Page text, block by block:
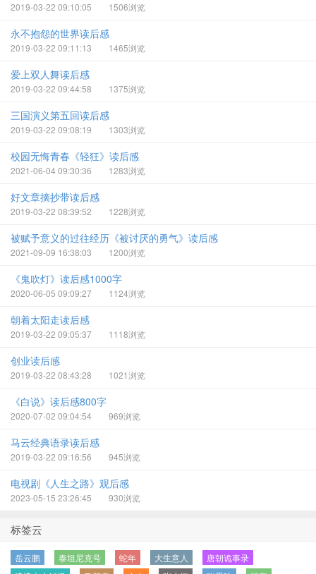
2019-03-22 09:10:05 1506浏览
永不抱怨的世界读后感
2019-03-22 09:11:13 1465浏览
爱上双人舞读后感
2019-03-22 09:44:58 1375浏览
三国演义第五回读后感
2019-03-22 09:08:19 1303浏览
校园无悔青春《轻狂》读后感
2021-06-04 09:30:36 1283浏览
好文章摘抄带读后感
2019-03-22 08:39:52 1228浏览
被赋予意义的过往经历《被讨厌的勇气》读后感
2021-09-09 16:38:03 1200浏览
《鬼吹灯》读后感1000字
2020-06-05 09:09:27 1124浏览
朝着太阳走读后感
2019-03-22 09:05:37 1118浏览
创业读后感
2019-03-22 08:43:28 1021浏览
《白说》读后感800字
2020-07-02 09:04:54 969浏览
马云经典语录读后感
2019-03-22 09:16:56 945浏览
电视剧《人生之路》观后感
2023-05-15 23:26:45 930浏览
标签云
岳云鹏 泰坦尼克号 蛇年 大生意人
唐朝诡事录